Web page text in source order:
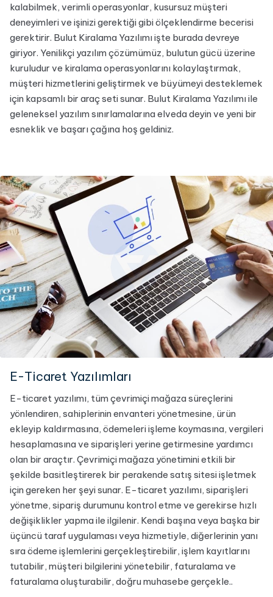
kalabilmek, verimli operasyonlar, kusursuz müşteri
deneyimleri ve işinizi gerektiği gibi ölçeklendirme becerisi
gerektirir. Bulut Kiralama Yazılımı işte burada devreye
giriyor. Yenilikçi yazılım çözümümüz, bulutun gücü üzerine
kuruludur ve kiralama operasyonlarını kolaylaştırmak,
müşteri hizmetlerini geliştirmek ve büyümeyi desteklemek
için kapsamlı bir araç seti sunar. Bulut Kiralama Yazılımı ile
geleneksel yazılım sınırlamalarına elveda deyin ve yeni bir
esneklik ve başarı çağına hoş geldiniz.
E-Ticaret Yazılımları
E-ticaret yazılımı, tüm çevrimiçi mağaza süreçlerini
yönlendiren, sahiplerinin envanteri yönetmesine, ürün
ekleyip kaldırmasına, ödemeleri işleme koymasına, vergileri
hesaplamasına ve siparişleri yerine getirmesine yardımcı
olan bir araçtır. Çevrimiçi mağaza yönetimini etkili bir
şekilde basitleştirerek bir perakende satış sitesi işletmek
için gereken her şeyi sunar. E-ticaret yazılımı, siparişleri
yönetme, sipariş durumunu kontrol etme ve gerekirse hızlı
değişiklikler yapma ile ilgilenir. Kendi başına veya başka bir
üçüncü taraf uygulaması veya hizmetiyle, diğerlerinin yanı
sıra ödeme işlemlerini gerçekleştirebilir, işlem kayıtlarını
tutabilir, müşteri bilgilerini yönetebilir, faturalama ve
faturalama oluşturabilir, doğru muhasebe gerçekle..